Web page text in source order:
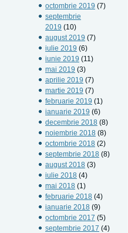
octombrie 2019 (7)
septembrie
2019 (10)
august 2019 (7)
iulie 2019 (6)
iunie 2019 (11)
mai 2019 (3)
aprilie 2019 (7)
martie 2019 (7)
februarie 2019 (1)
ianuarie 2019 (6)
decembrie 2018 (8)
noiembrie 2018 (8)
octombrie 2018 (2)
septembrie 2018 (8)
august 2018 (3)
iulie 2018 (4)
mai 2018 (1)
februarie 2018 (4)
ianuarie 2018 (9)
octombrie 2017 (5)
septembrie 2017 (4)